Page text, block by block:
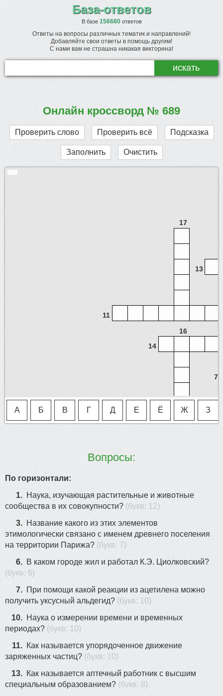
База-ответов
В базе 156680ответов
Ответы на вопросы различных тематик и направлений!
Добавляйте свои ответы в помощь другим!
С нами вам не страшна никакая викторина!
Онлайн кроссворд № 689
Проверить слово Проверить всё Подсказка
Заполнить Очистить
А Б В Г Д Е Ё Ж З
17
13
11
16
14
7
20
Вопросы:
По горизонтали:
1. Наука, изучающая растительные и животные
сообщества в их совокупности? (букв: 12)
3. Название какого из этих элементов
этимологически связано с именем древнего поселения
на территории Парижа? (букв: 7)
6. В каком городе жил и работал К.Э. Циолковский?
(букв: 6)
7. При помощи какой реакции из ацетилена можно
получить уксусный альдегид? (букв: 10)
10. Наука о измерении времени и временных
периодах? (букв: 10)
11. Как называется упорядоченное движение
заряженных частиц? (букв: 10)
13. Как называется аптечный работник с высшим
специальным образованием? (букв: 8)